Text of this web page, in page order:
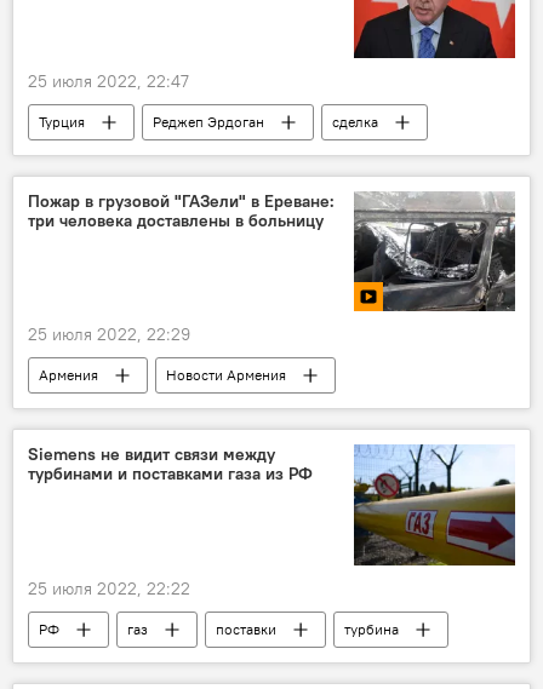
25 июля 2022, 22:47
Турция Реджеп Эрдоган
сделка
РФ
Украина Одесса удар
Пожар в грузовой "ГАЗели" в Ереване:
три человека доставлены в больницу
25 июля 2022, 22:29
Армения
Новости Армения
автомобиль
МЧС
пострадавшие
Происшествия и инциденты в Армении
пожар
Siemens не видит связи между
турбинами и поставками газа из РФ
25 июля 2022, 22:22
РФ газ поставки турбина